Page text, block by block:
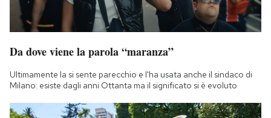
Area Personale
Notifiche mobile
Hai bisogno di aiuto?
Da dove viene la parola “maranza”
Ultimamente la si sente parecchio e l'ha usata anche il sindaco di
Milano: esiste dagli anni Ottanta ma il significato si è evoluto